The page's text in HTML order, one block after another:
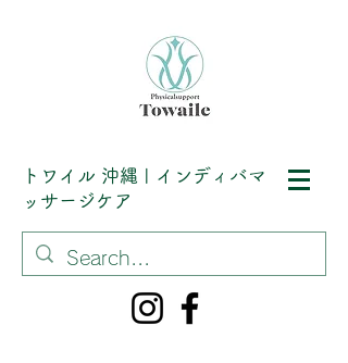
トワイル 沖縄 | インディバマ
ッサージケア